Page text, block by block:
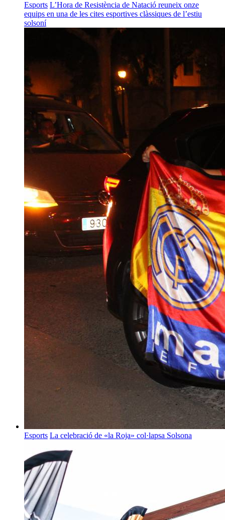
Esports L’Hora de Resistència de Natació reuneix onze
equips en una de les cites esportives clàssiques de l’estiu
solsoní
Esports La celebració de «la Roja» col·lapsa Solsona